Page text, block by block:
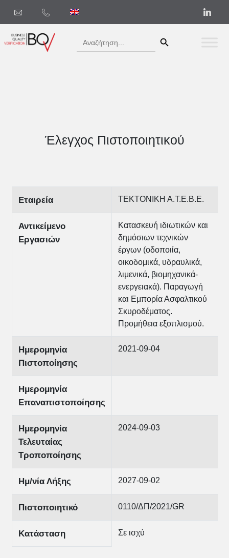
Search
for:
Έλεγχος Πιστοποιητικού
Εταιρεία ΤΕΚΤΟΝΙΚΗ Α.Τ.Ε.Β.Ε.
Αντικείμενο
Εργασιών
Κατασκευή ιδιωτικών και
δημόσιων τεχνικών
έργων (οδοποιία,
οικοδομικά, υδραυλικά,
λιμενικά, βιομηχανικά-
ενεργειακά). Παραγωγή
και Εμπορία Ασφαλτικού
Σκυροδέματος.
Προμήθεια εξοπλισμού.
Ημερομηνία
Πιστοποίησης
2021-09-04
Ημερομηνία
Επαναπιστοποίησης
Ημερομηνία
Τελευταίας
Τροποποίησης
2024-09-03
Ημ/νία Λήξης 2027-09-02
Πιστοποιητικό 0110/ΔΠ/2021/GR
Κατάσταση Σε ισχύ